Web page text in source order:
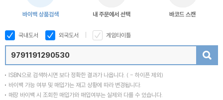
바이백 상품검색 내 주문에서 선택 바코드 스캔
국내도서 외국도서 게임타이틀
ISBN으로 검색하시면 보다 정확한 결과가 나옵니다. ( - 하이픈 제외)
바이백 가능 여부 및 매입가는 재고 상황에 따라 변경됩니다.
매장 바이백 시 조회한 매입가와 매입여부는 실제와 다를 수 있습니다.